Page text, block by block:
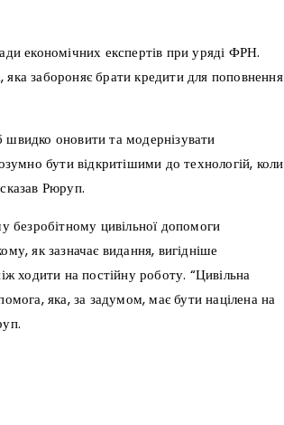
економічних експертів при уряді ФРН.
забороняє брати кредити для поповнення
оновити та модернізувати
бути відкритішими до технологій, коли
Рюруп.
безробітному цивільної допомоги
як зазначає видання, вигідніше
ходити на постійну роботу. “Цивільна
яка, за задумом, має бути націлена на